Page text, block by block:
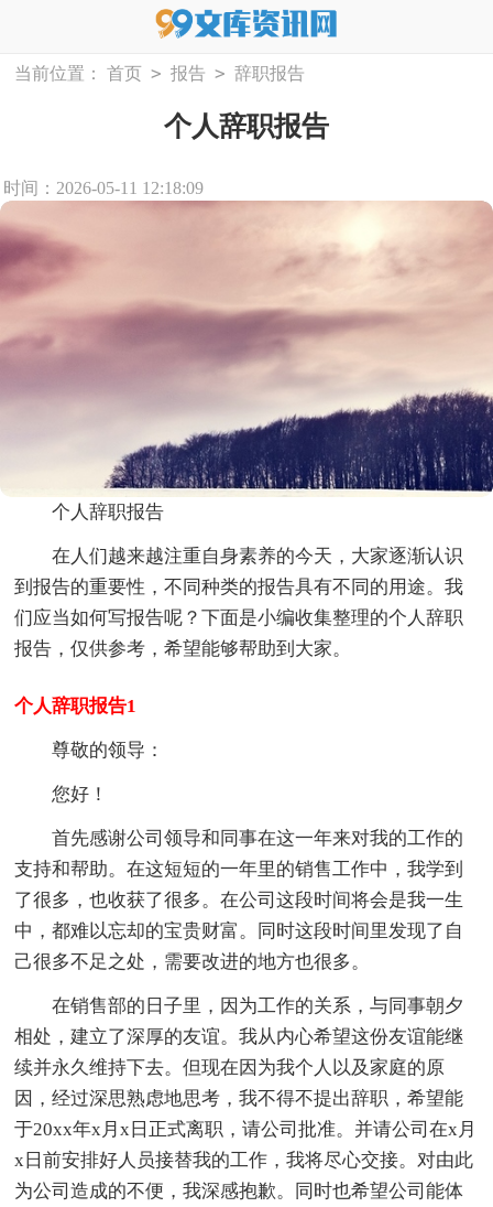
当前位置： 首页 > 报告 > 辞职报告
个人辞职报告
时间：2026-05-11 12:18:09
个人辞职报告
在人们越来越注重自身素养的今天，大家逐渐认识
到报告的重要性，不同种类的报告具有不同的用途。我
们应当如何写报告呢？下面是小编收集整理的个人辞职
报告，仅供参考，希望能够帮助到大家。
个人辞职报告1
尊敬的领导：
您好！
首先感谢公司领导和同事在这一年来对我的工作的
支持和帮助。在这短短的一年里的销售工作中，我学到
了很多，也收获了很多。在公司这段时间将会是我一生
中，都难以忘却的宝贵财富。同时这段时间里发现了自
己很多不足之处，需要改进的地方也很多。
在销售部的日子里，因为工作的关系，与同事朝夕
相处，建立了深厚的友谊。我从内心希望这份友谊能继
续并永久维持下去。但现在因为我个人以及家庭的原
因，经过深思熟虑地思考，我不得不提出辞职，希望能
于20xx年x月x日正式离职，请公司批准。并请公司在x月
x日前安排好人员接替我的工作，我将尽心交接。对由此
为公司造成的不便，我深感抱歉。同时也希望公司能体